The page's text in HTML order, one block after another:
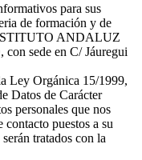
para sus
de formación y de
ANDALUZ
sede en C/ Jáuregui
Ley Orgánica 15/1999,
Datos de Carácter
personales que nos
puestos a su
tratados con la